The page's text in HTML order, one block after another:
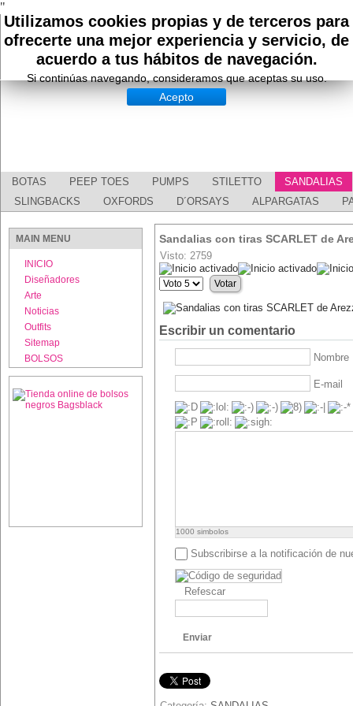
"
BOTAS PEEP TOES PUMPS STILETTO
SANDALIAS
SLINGBACKS
OXFORDS D´ORSAYS ALPARGATAS
Utilizamos cookies propias y de terceros para
ofrecerte una mejor experiencia y servicio, de
acuerdo a tus hábitos de navegación.
Si continúas navegando, consideramos que aceptas su uso.
Acepto
MAIN MENU
INICIO
Diseñadores
Arte
Noticias
Outfits
Sitemap
BOLSOS
Sandalias con tiras SCARLET de
Visto: 2759
Ratio:5/ 5
Por
favor,
vote
Escribir un comentario
Nombre
E-mail
1000 simbolos
Subscribirse a la notificación de
Refescar
Enviar